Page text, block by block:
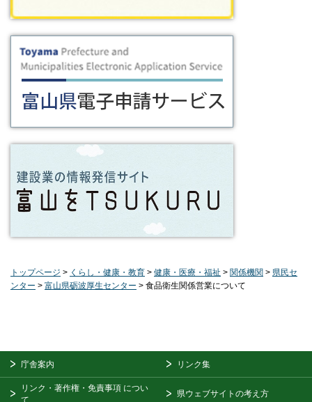
トップページ > くらし・健康・教育 > 健康・医療・福祉 > 関係機関 > 県民セ
ンター > 富山県砺波厚生センター > 食品衛生関係営業について
庁舎案内 リンク集
リンク・著作権・免責事項 につい
て
県ウェブサイトの考え方